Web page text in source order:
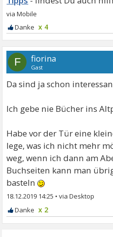
x 4
F fiorina
Gast
Da sind ja schon
Ich gebe nie Bücher ins
Habe vor der Tür eine
lege, was ich nicht mehr
weg, wenn ich dann am
Buchseiten kann man
basteln
18.12.2019 14:25 •
x 2